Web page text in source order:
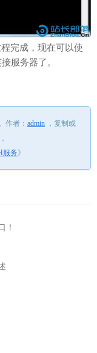
完成，现在可以使
服务器了。
作者： admin ， 复制或
。
服务》
！